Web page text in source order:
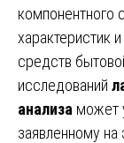
компонентного
характеристик
средств
исследований
анализа может
заявленному на